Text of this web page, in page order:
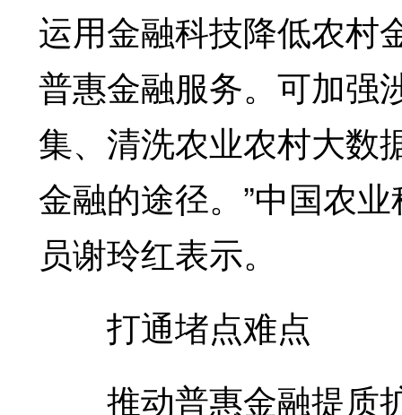
运用金融科技降低农村
普惠金融服务。可加强
集、清洗农业农村大数
金融的途径。”中国农
员谢玲红表示。
打通堵点难点
推动普惠金融提质